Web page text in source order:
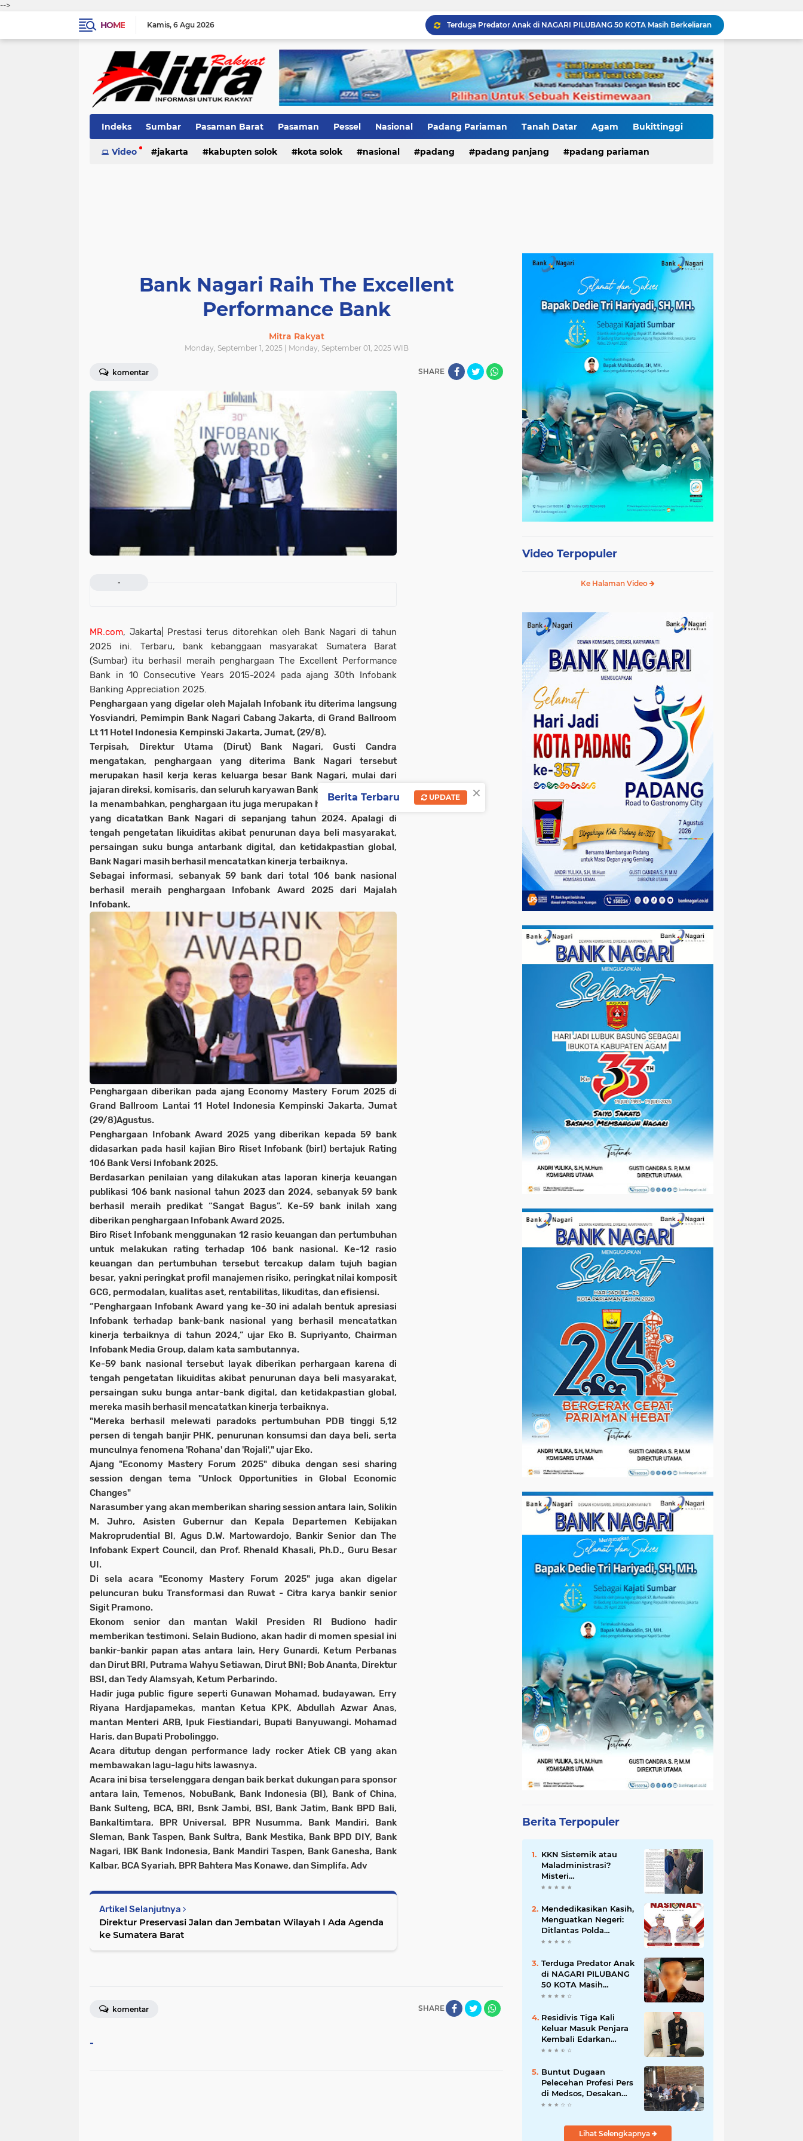
-->
HOME
Kamis 6 Agu 2026
Terduga Predator Anak di NAGARI PILUBANG 50 KOTA Masih Berkeliaran
Mendedikasikan Kasih, Menguatkan Negeri: Ditlantas Polda Sumbar Apresiasi Peran Dharma Wanita sebagai Pilar Pengabdian
Polantas Karib Tidak Hanya Atur Jalan, Ditlantas Polda Sumbar Hadir Menyentuh Denyut Ekonomi Rakyat
Baru Mendarat di Padang, Zigo Rolanda Langsung Nyemplung ke Lokasi Banjir Dampingi Fadly Amran Evakuasi Warga
Diduga Ada Proyek "Ghaib" SPAM di Sumbar, Kemen PU dan Hutama Karya Disorot
Jaga Stamina, Perkuat Soliditas! Dirlantas Polda Sumbar Genjot Pembinaan Personel Demi Pelayanan yang Lebih Responsif
Indeks Sumbar Pasaman Barat Pasaman Pessel Nasional Padang Pariaman Tanah Datar Agam Bukittinggi
Pariaman Kota Solok Bank Nagari Kab.Solok
Video jakarta kabupten solok kota solok nasional padang padang panjang padang pariaman
Bank Nagari Raih The Excellent
Performance Bank
Mitra Rakyat
Monday, September 1, 2025 | Monday, September 01, 2025 WIB
komentar SHARE
-
MR.com, Jakarta| Prestasi terus ditorehkan oleh Bank Nagari di tahun
2025 ini. Terbaru, bank kebanggaan masyarakat Sumatera Barat
(Sumbar) itu berhasil meraih penghargaan The Excellent Performance
Bank in 10 Consecutive Years 2015-2024 pada ajang 30th Infobank
Banking Appreciation 2025.
Penghargaan yang digelar oleh Majalah Infobank itu diterima langsung
Yosviandri, Pemimpin Bank Nagari Cabang Jakarta, di Grand Ballroom
Lt 11 Hotel Indonesia Kempinski Jakarta, Jumat, (29/8).
Terpisah, Direktur Utama (Dirut) Bank Nagari, Gusti Candra
mengatakan, penghargaan yang diterima Bank Nagari tersebut
merupakan hasil kerja keras keluarga besar Bank Nagari, mulai dari
jajaran direksi, komisaris, dan seluruh karyawan Bank Nagari.
Ia menambahkan, penghargaan itu juga merupakan hasil kinerja positif
yang dicatatkan Bank Nagari di sepanjang tahun 2024. Apalagi di
tengah pengetatan likuiditas akibat penurunan daya beli masyarakat,
persaingan suku bunga antarbank digital, dan ketidakpastian global,
Bank Nagari masih berhasil mencatatkan kinerja terbaiknya.
Sebagai informasi, sebanyak 59 bank dari total 106 bank nasional
berhasil meraih penghargaan Infobank Award 2025 dari Majalah
Infobank.
Penghargaan diberikan pada ajang Economy Mastery Forum 2025 di
Grand Ballroom Lantai 11 Hotel Indonesia Kempinski Jakarta, Jumat
(29/8)Agustus.
Penghargaan Infobank Award 2025 yang diberikan kepada 59 bank
didasarkan pada hasil kajian Biro Riset Infobank (birI) bertajuk Rating
106 Bank Versi Infobank 2025.
Berdasarkan penilaian yang dilakukan atas laporan kinerja keuangan
publikasi 106 bank nasional tahun 2023 dan 2024, sebanyak 59 bank
berhasil meraih predikat “Sangat Bagus”. Ke-59 bank inilah xang
diberikan penghargaan Infobank Award 2025.
Biro Riset Infobank menggunakan 12 rasio keuangan dan pertumbuhan
untuk melakukan rating terhadap 106 bank nasional. Ke-12 rasio
keuangan dan pertumbuhan tersebut tercakup dalam tujuh bagian
besar, yakni peringkat profil manajemen risiko, peringkat nilai komposit
GCG, permodalan, kualitas aset, rentabilitas, likuditas, dan efisiensi.
“Penghargaan Infobank Award yang ke-30 ini adalah bentuk apresiasi
Infobank terhadap bank-bank nasional yang berhasil mencatatkan
kinerja terbaiknya di tahun 2024,” ujar Eko B. Supriyanto, Chairman
Infobank Media Group, dalam kata sambutannya.
Ke-59 bank nasional tersebut layak diberikan perhargaan karena di
tengah pengetatan likuiditas akibat penurunan daya beli masyarakat,
persaingan suku bunga antar-bank digital, dan ketidakpastian global,
mereka masih berhasil mencatatkan kinerja terbaiknya.
"Mereka berhasil melewati paradoks pertumbuhan PDB tinggi 5,12
persen di tengah banjir PHK, penurunan konsumsi dan daya beli, serta
munculnya fenomena 'Rohana' dan 'Rojali'," ujar Eko.
Ajang "Economy Mastery Forum 2025" dibuka dengan sesi sharing
session dengan tema "Unlock Opportunities in Global Economic
Changes"
Narasumber yang akan memberikan sharing session antara lain, Solikin
M. Juhro, Asisten Gubernur dan Kepala Departemen Kebijakan
Makroprudential BI, Agus D.W. Martowardojo, Bankir Senior dan The
Infobank Expert Council, dan Prof. Rhenald Khasali, Ph.D., Guru Besar
UI.
Di sela acara "Economy Mastery Forum 2025" juga akan digelar
peluncuran buku Transformasi dan Ruwat - Citra karya bankir senior
Sigit Pramono.
Ekonom senior dan mantan Wakil Presiden RI Budiono hadir
memberikan testimoni. Selain Budiono, akan hadir di momen spesial ini
bankir-bankir papan atas antara lain, Hery Gunardi, Ketum Perbanas
dan Dirut BRI, Putrama Wahyu Setiawan, Dirut BNI; Bob Ananta, Direktur
BSI, dan Tedy Alamsyah, Ketum Perbarindo.
Hadir juga public figure seperti Gunawan Mohamad, budayawan, Erry
Riyana Hardjapamekas, mantan Ketua KPK, Abdullah Azwar Anas,
mantan Menteri ARB, Ipuk Fiestiandari, Bupati Banyuwangi. Mohamad
Haris, dan Bupati Probolinggo.
Acara ditutup dengan performance lady rocker Atiek CB yang akan
membawakan lagu-lagu hits lawasnya.
Acara ini bisa terselenggara dengan baik berkat dukungan para sponsor
antara lain, Temenos, NobuBank, Bank Indonesia (BI), Bank of China,
Bank Sulteng, BCA, BRI, Bsnk Jambi, BSI, Bank Jatim, Bank BPD Bali,
Bankaltimtara, BPR Universal, BPR Nusumma, Bank Mandiri, Bank
Sleman, Bank Taspen, Bank Sultra, Bank Mestika, Bank BPD DIY, Bank
Nagari, IBK Bank Indonesia, Bank Mandiri Taspen, Bank Ganesha, Bank
Kalbar, BCA Syariah, BPR Bahtera Mas Konawe, dan Simplifa. Adv
Artikel Selanjutnya
Direktur Preservasi Jalan dan Jembatan Wilayah I Ada Agenda
ke Sumatera Barat
SHARE
komentar
-
Video Terpopuler
Ke Halaman Video
Berita Terpopuler
KKN Sistemik atau
Maladministrasi?
Misteri
"Dikorbankannya" SDN
Transparansi Pemkot
Padang
Mendedikasikan Kasih,
Menguatkan Negeri:
Ditlantas Polda
Sumbar Apresiasi
sebagai Pilar
Pengabdian
Terduga Predator Anak
di NAGARI PILUBANG
50 KOTA Masih
Berkeliaran
Residivis Tiga Kali
Keluar Masuk Penjara
Kembali Edarkan
Sabu, Polresta
Paket Siap Edar
Buntut Dugaan
Pelecehan Profesi Pers
di Medsos, Desakan
Copot Kasatpol PP
Lihat Selengkapnya
×
Berita Terbaru UPDATE